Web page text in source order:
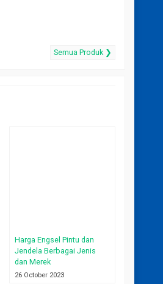
Semua Produk ❯
Harga Engsel Pintu dan
Jendela Berbagai Jenis
dan Merek
26 October 2023